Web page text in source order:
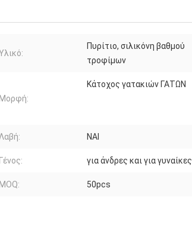
Πυρίτιο, σιλικόνη βαθμού
τροφίμων
Μορφή:
Κάτοχος γατακιών ΓΑΤΩΝ
Λαβή: ΝΑΙ
Γένος: για άνδρες και για γυναίκες
MOQ: 50pcs